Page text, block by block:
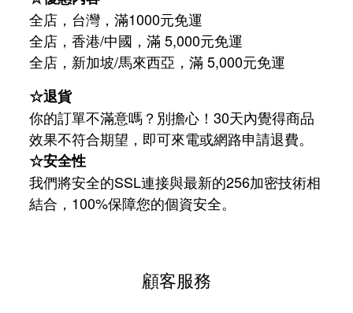
全店，台灣，滿1000元免運
全店，香港/中國，滿 5,000元免運
全店，新加坡/馬來西亞，滿 5,000元免運
☆退貨
你的訂單不滿意嗎？別擔心！30天內覺得商品
效果不符合期望，即可來電或網路申請退費。
☆安全性
我們將安全的SSL連接與最新的256加密技術相
結合，100%保障您的個資安全。
顧客服務